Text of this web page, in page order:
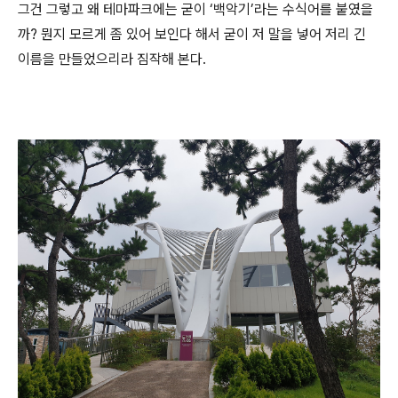
그건 그렇고 왜 테마파크에는 굳이 ‘백악기’라는 수식어를 붙였을
까? 뭔지 모르게 좀 있어 보인다 해서 굳이 저 말을 넣어 저리 긴
이름을 만들었으리라 짐작해 본다.